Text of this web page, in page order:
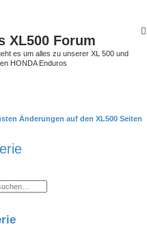
XL500 Forum
es um alles zu unserer XL 500 und
HONDA Enduros
Änderungen auf den XL500 Seiten